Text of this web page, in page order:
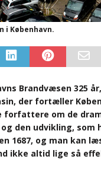
i København.
Brandvæsen 325
der fortæller
om de
den udvikling,
1687, og man kan
ikke altid lige så